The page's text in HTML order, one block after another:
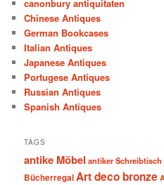
canonbury antiquitaten
Chinese Antiques
German Bookcases
Italian Antiques
Japanese Antiques
Portugese Antiques
Russian Antiques
Spanish Antiques
TAGS
antike Möbel antiker Schreibtisch
BücherregalArt deco bronze